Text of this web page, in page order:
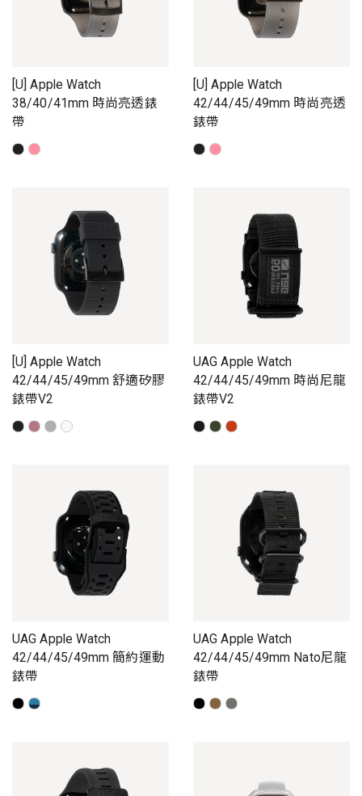
[U] Apple Watch
38/40/41mm 時尚亮透錶
帶
[U] Apple Watch
42/44/45/49mm 時尚亮透
錶帶
[U] Apple Watch
42/44/45/49mm 舒適矽膠
錶帶V2
UAG Apple Watch
42/44/45/49mm 時尚尼龍
錶帶V2
UAG Apple Watch
42/44/45/49mm 簡約運動
錶帶
UAG Apple Watch
42/44/45/49mm Nato尼龍
錶帶